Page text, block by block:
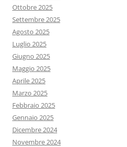
Ottobre 2025
Settembre 2025
Agosto 2025
Luglio 2025
Giugno 2025
Maggio 2025
Aprile 2025
Marzo 2025
Febbraio 2025
Gennaio 2025
Dicembre 2024
Novembre 2024